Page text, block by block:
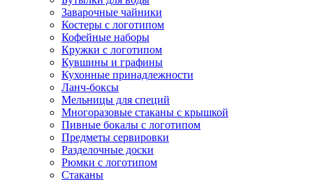
Заварочные чайники
Костеры с логотипом
Кофейные наборы
Кружки с логотипом
Кувшины и графины
Кухонные принадлежности
Ланч-боксы
Мельницы для специй
Многоразовые стаканы с крышкой
Пивные бокалы с логотипом
Предметы сервировки
Разделочные доски
Рюмки с логотипом
Стаканы